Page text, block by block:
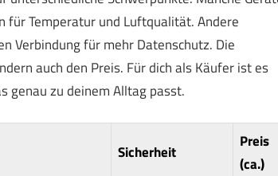
für Temperatur und Luftqualität. Andere
Verbindung für mehr Datenschutz. Die
auch den Preis. Für dich als Käufer ist es
genau zu deinem Alltag passt.
Sicherheit
Preis
(ca.)